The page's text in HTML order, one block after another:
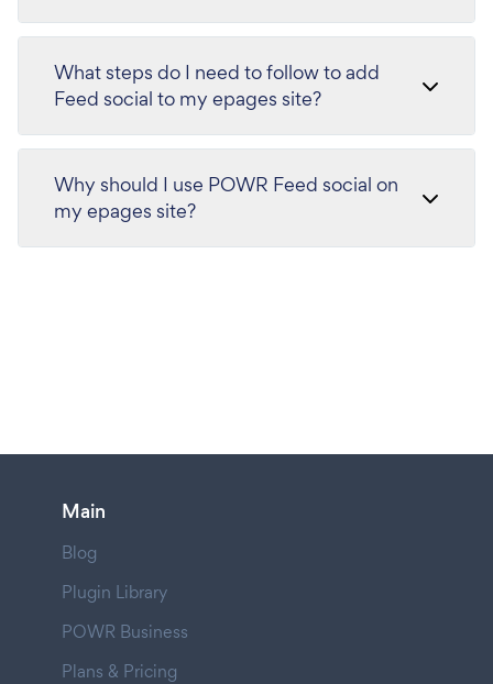
What steps do I need to follow to add
Feed social to my epages site?
Why should I use POWR Feed social on
my epages site?
Main
Blog
Plugin Library
POWR Business
Plans & Pricing